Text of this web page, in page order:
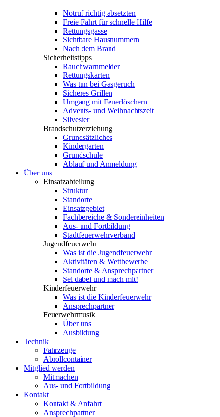
Notruf richtig absetzten
Freie Fahrt für schnelle Hilfe
Rettungsgasse
Sichtbare Hausnummern
Nach dem Brand
Sicherheitstipps
Rauchwarnmelder
Rettungskarten
Was tun bei Gasgeruch
Sicheres Grillen
Umgang mit Feuerlöschern
Advents- und Weihnachtszeit
Silvester
Brandschutzerziehung
Grundsätzliches
Kindergarten
Grundschule
Ablauf und Anmeldung
Über uns
Einsatzabteilung
Struktur
Standorte
Einsatzgebiet
Fachbereiche & Sondereinheiten
Aus- und Fortbildung
Stadtfeuerwehrverband
Jugendfeuerwehr
Was ist die Jugendfeuerwehr
Aktivitäten & Wettbewerbe
Standorte & Ansprechpartner
Sei dabei und mach mit!
Kinderfeuerwehr
Was ist die Kinderfeuerwehr
Ansprechpartner
Feuerwehrmusik
Über uns
Ausbildung
Technik
Fahrzeuge
Abrollcontainer
Mitglied werden
Mitmachen
Aus- und Fortbildung
Kontakt
Kontakt & Anfahrt
Ansprechpartner